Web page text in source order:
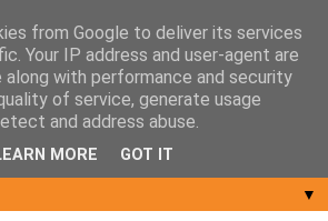
▼
from Google to deliver its services
Your IP address and user-agent are
along with performance and security
of service, generate usage
and address abuse.
MORE GOT IT